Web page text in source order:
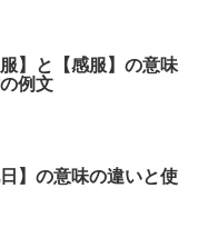
服】と【感服】の意味
例文
日】の意味の違いと使